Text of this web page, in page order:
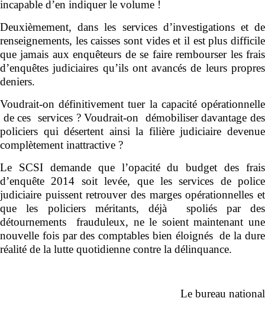
incapable d’en indiquer le volume !
Deuxièmement, dans les services d’investigations et de
renseignements, les caisses sont vides et il est plus difficile
que jamais aux enquêteurs de se faire rembourser les frais
d’enquêtes judiciaires qu’ils ont avancés de leurs propres
deniers.
Voudrait-on définitivement tuer la capacité opérationnelle
de ces services ? Voudrait-on démobiliser davantage des
policiers qui désertent ainsi la filière judiciaire devenue
complètement inattractive ?
Le SCSI demande que l’opacité du budget des frais
d’enquête 2014 soit levée, que les services de police
judiciaire puissent retrouver des marges opérationnelles et
que les policiers méritants, déjà spoliés par des
détournements frauduleux, ne le soient maintenant une
nouvelle fois par des comptables bien éloignés de la dure
réalité de la lutte quotidienne contre la délinquance.
Le bureau national